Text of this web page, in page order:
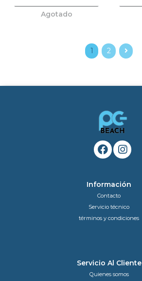
Agotado
1 2
Información
Contacto
Servicio técnico
términos y condiciones
Servicio Al Cliente
Quienes somos